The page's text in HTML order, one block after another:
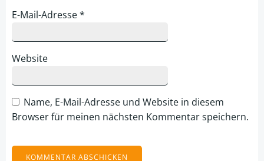
E-Mail-Adresse*
Website
Name, E-Mail-Adresse und Website in diesem
Browser für meinen nächsten Kommentar speichern.